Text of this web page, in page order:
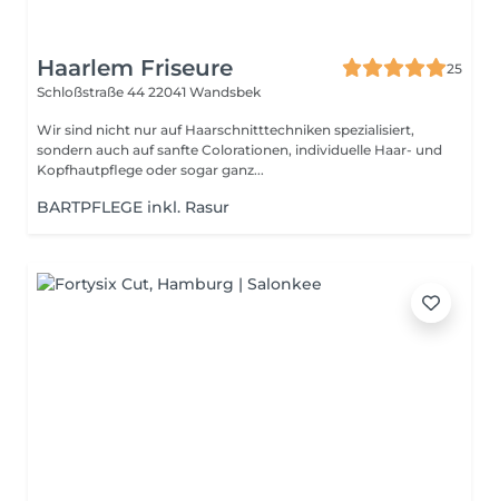
Haarlem Friseure
25
Schloßstraße 44 22041 Wandsbek
Wir sind nicht nur auf Haarschnitttechniken spezialisiert,
sondern auch auf sanfte Colorationen, individuelle Haar- und
Kopfhautpflege oder sogar ganz...
BARTPFLEGE inkl. Rasur